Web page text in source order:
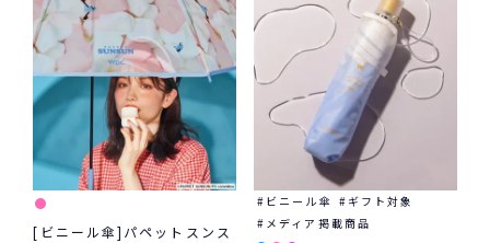
[ビニール傘]パペットスンス
ビニール傘
ギフト対象
メディア掲載商品